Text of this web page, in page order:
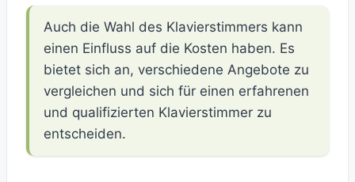
Auch die Wahl des Klavierstimmers kann
einen Einfluss auf die Kosten haben. Es
bietet sich an, verschiedene Angebote zu
vergleichen und sich für einen erfahrenen
und qualifizierten Klavierstimmer zu
entscheiden.